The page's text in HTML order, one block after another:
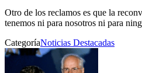
Otro de los reclamos es que la
tenemos ni para nosotros ni para
CategoríaNoticias Destacadas